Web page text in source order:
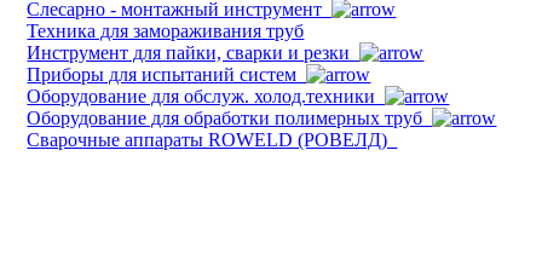
Слесарно - монтажный инструмент
Техника для замораживания труб
Инструмент для пайки, сварки и резки
Приборы для испытаний систем
Оборудование для обслуж. холод.техники
Оборудование для обработки полимерных труб
Cварочные аппараты ROWELD (РОВЕЛД)